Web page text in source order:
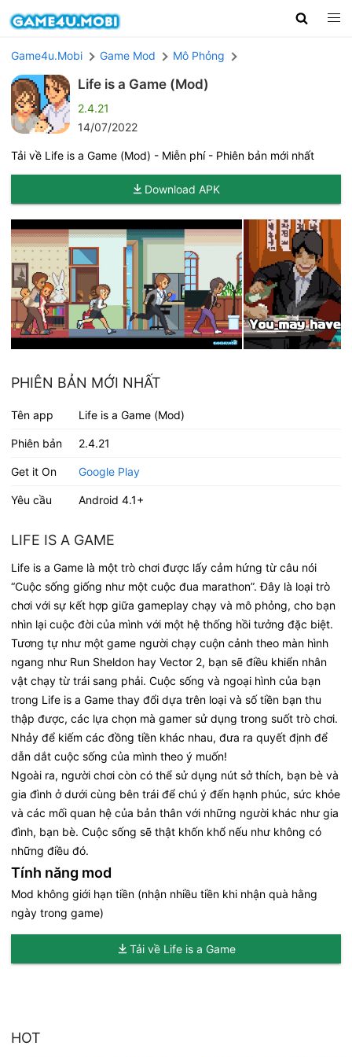
Game4u.Mobi Game Mod Mô Phỏng
Life is a Game (Mod)
2.4.21
14/07/2022
Tải về Life is a Game (Mod) - Miễn phí - Phiên bản mới nhất
Download APK
PHIÊN BẢN MỚI NHẤT
Tên app Life is a Game (Mod)
Phiên bản 2.4.21
Get it On Google Play
Yêu cầu Android 4.1+
LIFE IS A GAME
Life is a Game là một trò chơi được lấy cảm hứng từ câu nói
“Cuộc sống giống như một cuộc đua marathon”. Đây là loại trò
chơi với sự kết hợp giữa gameplay chạy và mô phỏng, cho bạn
nhìn lại cuộc đời của mình với một hệ thống hồi tưởng đặc biệt.
Tương tự như một game người chạy cuộn cảnh theo màn hình
ngang như Run Sheldon hay Vector 2, bạn sẽ điều khiển nhân
vật chạy từ trái sang phải. Cuộc sống và ngoại hình của bạn
trong Life is a Game thay đổi dựa trên loại và số tiền bạn thu
thập được, các lựa chọn mà gamer sử dụng trong suốt trò chơi.
Nhảy để kiếm các đồng tiền khác nhau, đưa ra quyết định để
dẫn dắt cuộc sống của mình theo ý muốn!
Ngoài ra, người chơi còn có thể sử dụng nút sở thích, bạn bè và
gia đình ở dưới cùng bên trái để chú ý đến hạnh phúc, sức khỏe
và các mối quan hệ của bản thân với những người khác như gia
đình, bạn bè. Cuộc sống sẽ thật khốn khổ nếu như không có
những điều đó.
Tính năng mod
Mod không giới hạn tiền (nhận nhiều tiền khi nhận quà hằng
ngày trong game)
Tải về Life is a Game
HOT